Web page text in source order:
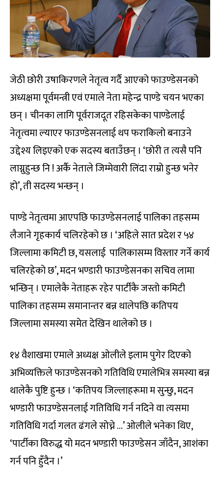
जेठी छोरी उषाकिरणले नेतृत्व गर्दै आएको फाउण्डेसनको
अध्यक्षमा पूर्वमन्त्री एवं एमाले नेता महेन्द्र पाण्डे चयन भएका
छन् । चीनका लागि पूर्वराजदूत रहिसकेका पाण्डेलाई
नेतृत्वमा ल्याएर फाउण्डेसनलाई थप फराकिलो बनाउने
उद्देश्य लिइएको एक सदस्य बताउँछन् । ‘छोरी त त्यसै पनि
लाग्नुहुन्छ नि ! अर्कै नेताले जिम्मेवारी लिंदा राम्रो हुन्छ भनेर
हो’, ती सदस्य भन्छन् ।
पाण्डे नेतृत्वमा आएपछि फाउण्डेसनलाई पालिका तहसम्म
लैजाने गृहकार्य चलिरहेको छ । ‘अहिले सात प्रदेश र ५४
जिल्लामा कमिटी छ, यसलाई पालिकासम्म विस्तार गर्ने कार्य
चलिरहेको छ’, मदन भण्डारी फाउण्डेसनका सचिव लामा
भन्छिन् । एमालेकै नेताहरू रहेर पार्टीकै जस्तो कमिटी
पालिका तहसम्म समानान्तर बन्न थालेपछि कतिपय
जिल्लामा समस्या समेत देखिन थालेको छ ।
१४ वैशाखमा एमाले अध्यक्ष ओलीले इलाम पुगेर दिएको
अभिव्यक्तिले फाउण्डेसनको गतिविधि एमालेभित्र समस्या बन्न
थालेकै पुष्टि हुन्छ । ‘कतिपय जिल्लाहरूमा म सुन्छु, मदन
भण्डारी फाउण्डेसनलाई गतिविधि गर्न नदिने वा त्यसमा
गतिविधि गर्दा गलत ढंगले सोच्ने …’ ओलीले भनेका थिए,
‘पार्टीका विरुद्ध यो मदन भण्डारी फाउण्डेसन जाँदैन, आशंका
गर्न पनि हुँदैन ।’